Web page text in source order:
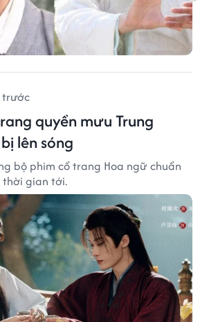
trước
quyền mưu Trung
lên sóng
bộ phim cổ trang Hoa ngữ chuẩn
thời gian tới.